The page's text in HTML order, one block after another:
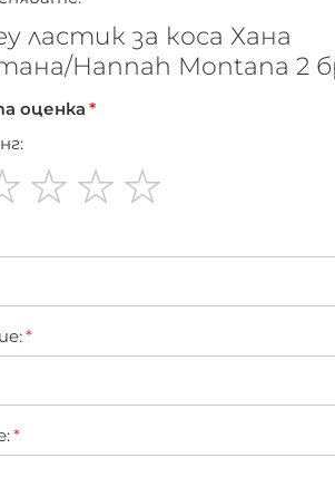
ластик за коса Хана
Hannah Montana 2
оценка